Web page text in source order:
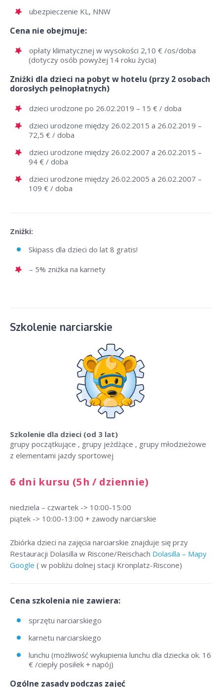
ubezpieczenie KL, NNW
Cena nie obejmuje:
opłaty klimatycznej w wysokości 2,10 € /os/doba
(dotyczy osób powyżej 14 roku życia)
Zniżki dla dzieci na pobyt w hotelu (przy 2 osobach
dorosłych pełnopłatnych)
dzieci urodzone po 26.02.2019 – 15 € / doba
dzieci urodzone między 26.02.2015 a 26.02.2019 –
72,5 € / doba
dzieci urodzone między 26.02.2007 a 26.02.2015 –
94 € / doba
dzieci urodzone między 26.02.2005 a 26.02.2007 –
109 € / doba
Zniżki:
Skipass dla dzieci do lat 8 gratis!
– 5% zniżka na karnety
Szkolenie narciarskie
Szkolenie dla dzieci (od 3 lat)
grupy początkujące , grupy jeżdżące , grupy młodzieżowe
z elementami jazdy sportowej
6 dni kursu (5h / dziennie)
niedziela – czwartek -> 10:00-15:00
piątek -> 10:00-13:00 + zawody narciarskie
Zbiórka dzieci na zajęcia narciarskie znajduje się przy
Restauracji Dolasilla w Riscone/Reischach Dolasilla – Mapy
Google ( w pobliżu dolnej stacji Kronplatz-Riscone)
Cena szkolenia nie zawiera:
sprzętu narciarskiego
karnetu narciarskiego
lunchu (możliwość wykupienia lunchu dla dziecka ok. 16
€ /ciepły posiłek + napój)
Ogólne zasady podczas zajęć